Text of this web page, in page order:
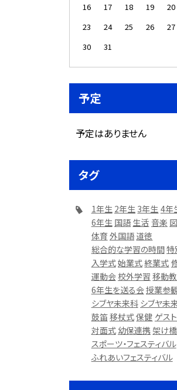
16
17 18 19 20
23
24 25 26 27
30
31
予定
予定はありません
タグ
1年生 2年生 3年生 4年
6年生 国語生活 音楽
体育 外国語道徳
総合的な学習の時間特
入学式始業式終業式
運動会 校外学習 移動
6年生を送る会授業参
シブヤ未来科 シブヤ未
鼓笛移杖式保健 ゲス
対面式 幼保連携 架け
スポーツ・フェスティバル
ふれあいフェスティバル